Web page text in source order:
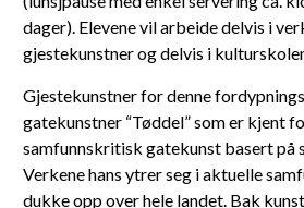
dager). Elevene vil arbeide delvis i
gjestekunstner og delvis i
Gjestekunstner for denne
gatekunstner “Tøddel” som er kjent
samfunnskritisk gatekunst basert på
Verkene hans ytrer seg i aktuelle
dukke opp over hele landet. Bak